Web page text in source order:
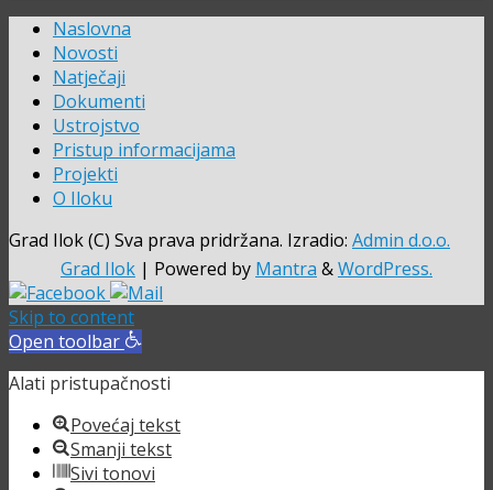
Naslovna
Novosti
Natječaji
Dokumenti
Ustrojstvo
Pristup informacijama
Projekti
O Iloku
Grad Ilok (C) Sva prava pridržana. Izradio: Admin d.o.o.
Grad Ilok | Powered by Mantra &WordPress.
Skip to content
Open toolbar
Alati pristupačnosti
Povećaj tekst
Smanji tekst
Sivi tonovi